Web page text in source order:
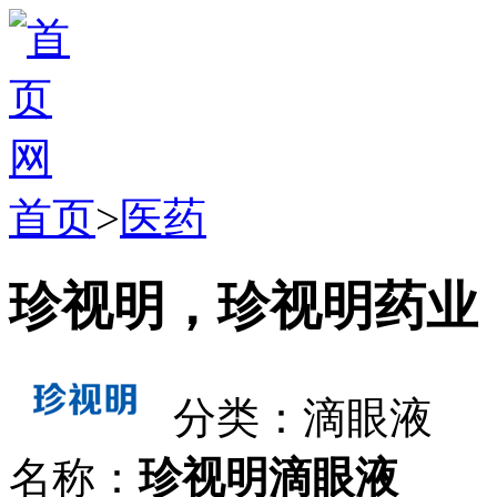
首页>医药
珍视明，珍视明药业
分类：滴眼液
名称：珍视明滴眼液